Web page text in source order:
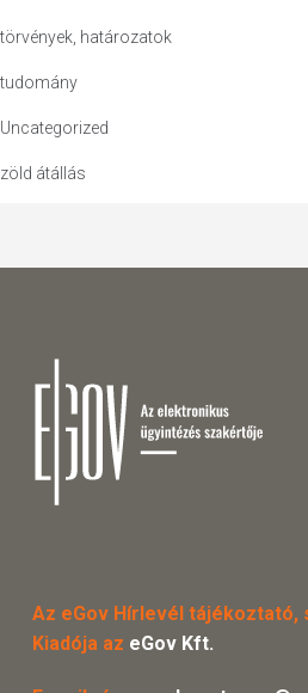
törvények, határozatok
tudomány
Uncategorized
zöld átállás
Az eGov Hírlevél tájékoztató,
Kiadója az eGov Kft.